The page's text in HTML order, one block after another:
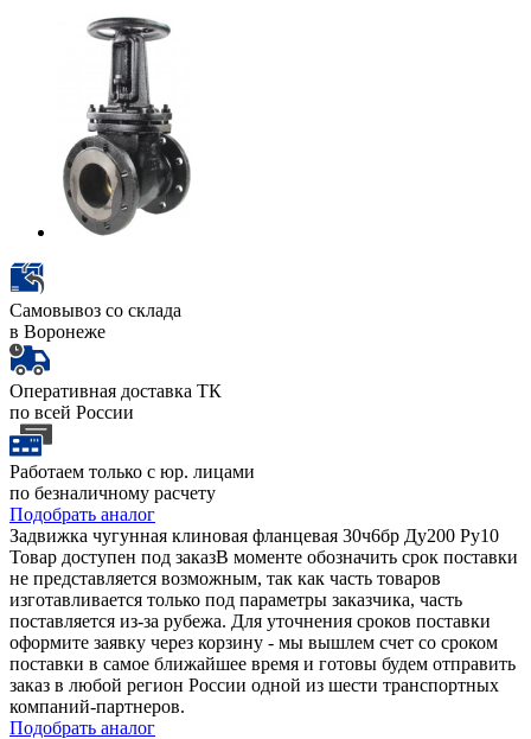
Самовывоз со склада
в Воронеже
Оперативная доставка ТК
по всей России
Работаем только с юр. лицами
по безналичному расчету
Подобрать аналог
Задвижка чугунная клиновая фланцевая 30ч6бр Ду200 Ру10
Товар доступен под заказВ моменте обозначить срок поставки
не представляется возможным, так как часть товаров
изготавливается только под параметры заказчика, часть
поставляется из-за рубежа. Для уточнения сроков поставки
оформите заявку через корзину - мы вышлем счет со сроком
поставки в самое ближайшее время и готовы будем отправить
заказ в любой регион России одной из шести транспортных
компаний-партнеров.
Подобрать аналог